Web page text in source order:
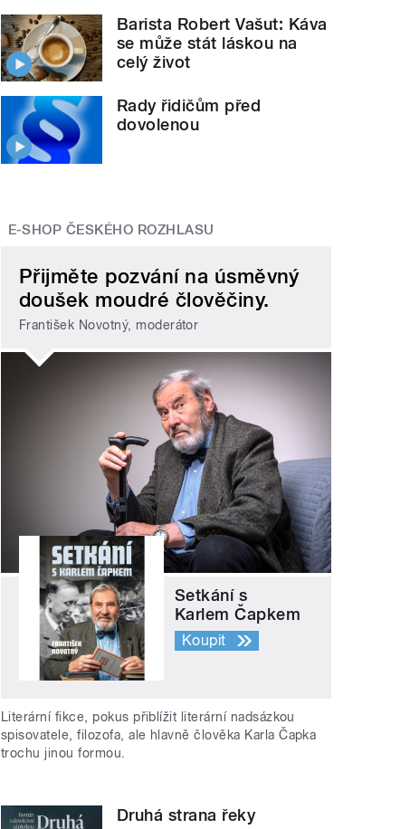
Barista Robert Vašut: Káva
se může stát láskou na
celý život
Rady řidičům před
dovolenou
E-SHOP ČESKÉHO ROZHLASU
Přijměte pozvání na úsměvný
doušek moudré člověčiny.
František Novotný, moderátor
Setkání s
Karlem Čapkem
Koupit
Literární fikce, pokus přiblížit literární nadsázkou
spisovatele, filozofa, ale hlavně člověka Karla Čapka
trochu jinou formou.
Druhá strana řeky